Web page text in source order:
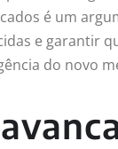
é um
e garantir
do novo